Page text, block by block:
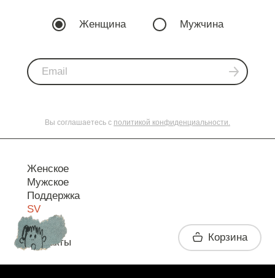
Женщина Мужчина
Вы соглашаетесь с политикой конфиденциальности.
Женское
Мужское
Поддержка
SV
Контакты Корзина